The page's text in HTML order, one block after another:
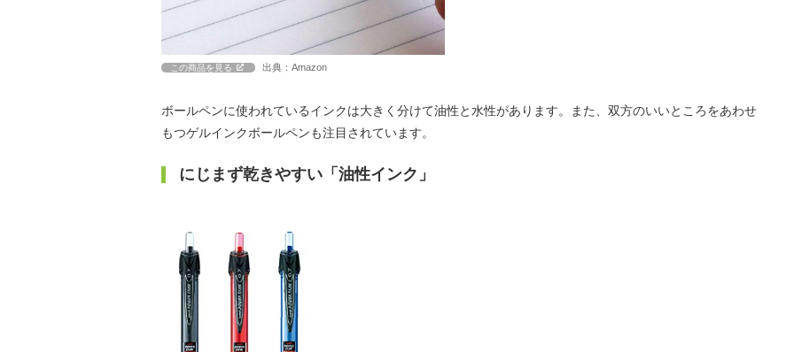
この商品を見る 出典：Amazon
ボールペンに使われているインクは大きく分けて油性と水性があります。また、双方のいいところをあわせ
もつゲルインクボールペンも注目されています。
にじまず乾きやすい「油性インク」